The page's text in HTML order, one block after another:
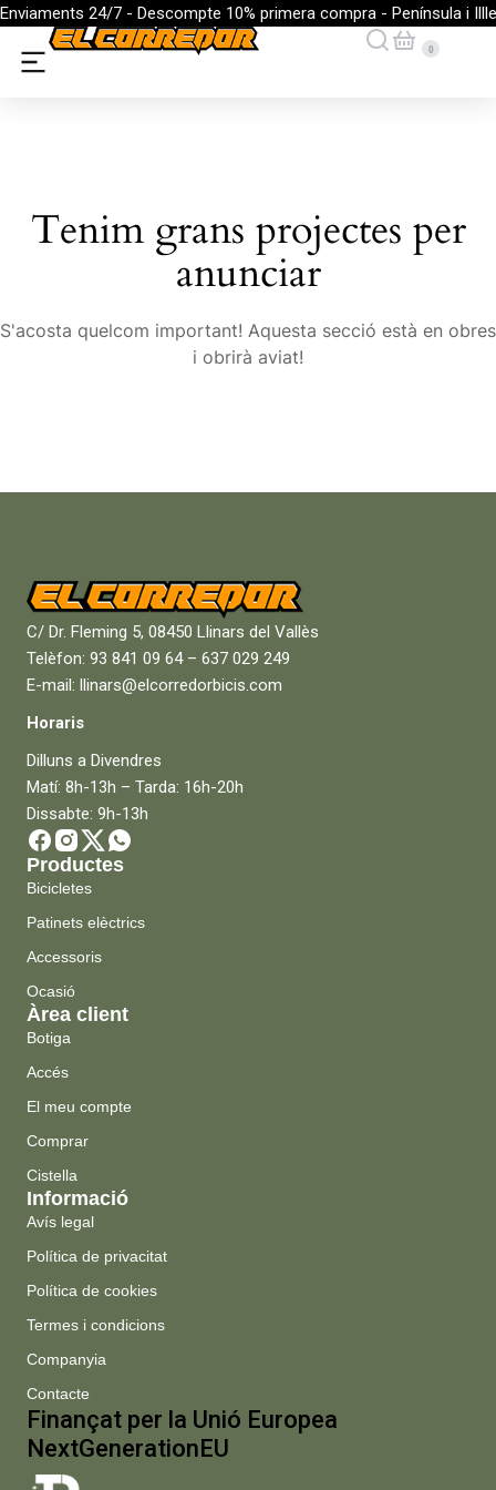
Enviaments 24/7 - Descompte 10% primera compra - Península i
Tenim grans projectes per
anunciar
S'acosta quelcom important! Aquesta secció està en obres
i obrirà aviat!
C/ Dr. Fleming 5, 08450 Llinars del Vallès
Telèfon: 93 841 09 64 – 637 029 249
E-mail: llinars@elcorredorbicis.com
Horaris
Dilluns a Divendres
Matí: 8h-13h – Tarda: 16h-20h
Dissabte: 9h-13h
Productes
Bicicletes
Patinets elèctrics
Accessoris
Ocasió
Àrea client
Botiga
Accés
El meu compte
Comprar
Cistella
Informació
Avís legal
Política de privacitat
Política de cookies
Termes i condicions
Companyia
Contacte
Finançat per la Unió Europea
NextGenerationEU